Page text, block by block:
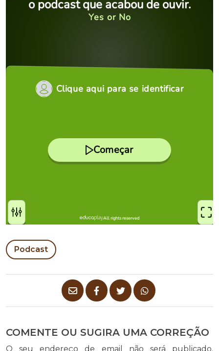
Podcast
COMENTE OU SUGIRA UMA CORREÇÃO
O seu endereço de email não será publicado.